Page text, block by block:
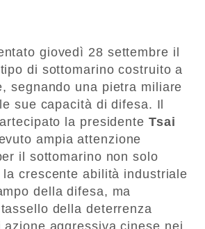
giovedì 28 settembre il
di sottomarino costruito a
segnando una pietra miliare
sue capacità di difesa. Il
la presidente Tsai
ampia attenzione
il sottomarino non solo
crescente abilità industriale
della difesa, ma
della deterrenza